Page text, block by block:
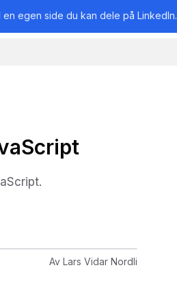
en egen side du kan dele på LinkedIn.
Av Lars Vidar Nordli